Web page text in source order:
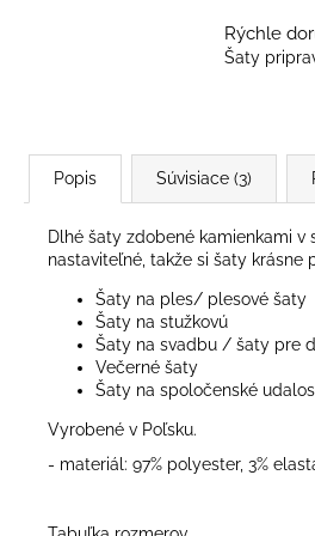
Rýchle
Šaty
Popis Súvisiace (3)
Dlhé šaty zdobené kamienkami v
nastaviteľné, takže si šaty krásne
Šaty na ples/ plesové šaty
Šaty na stužkovú
Šaty na svadbu / šaty pre
Večerné šaty
Šaty na spoločenské
Vyrobené v Poľsku.
- materiál: 97% polyester, 3%